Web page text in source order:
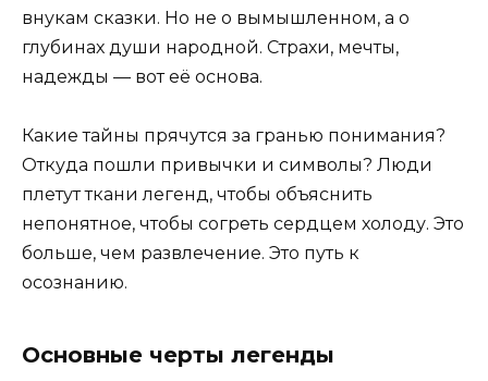
внукам сказки. Но не о вымышленном, а о
глубинах души народной. Страхи, мечты,
надежды — вот её основа.
Какие тайны прячутся за гранью понимания?
Откуда пошли привычки и символы? Люди
плетут ткани легенд, чтобы объяснить
непонятное, чтобы согреть сердцем холоду. Это
больше, чем развлечение. Это путь к
осознанию.
Основные черты легенды